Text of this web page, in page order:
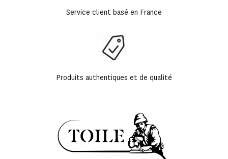
Service client basé en France
Produits authentiques et de qualité